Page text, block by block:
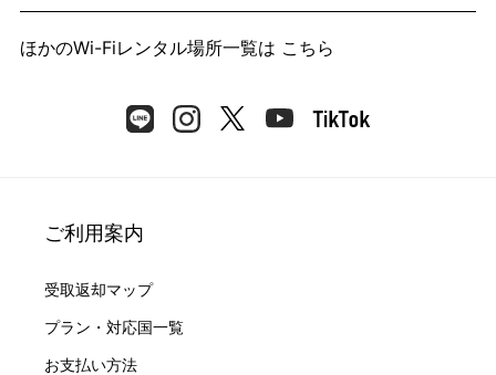
ほかのWi-Fiレンタル場所一覧は こちら
ご利用案内
受取返却マップ
プラン・対応国一覧
お支払い方法